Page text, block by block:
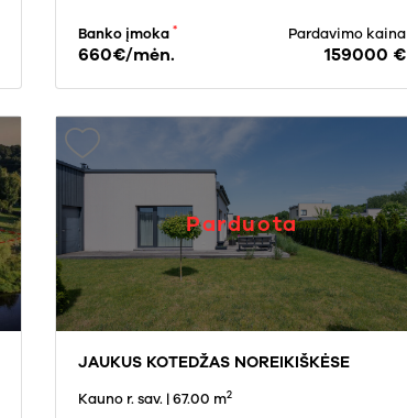
Banko įmoka *
660€/mėn.
Pardavimo kaina
159000 €
Parduota
JAUKUS KOTEDŽAS NOREIKIŠKĖSE
Kauno r. sav. | 67.00 m2